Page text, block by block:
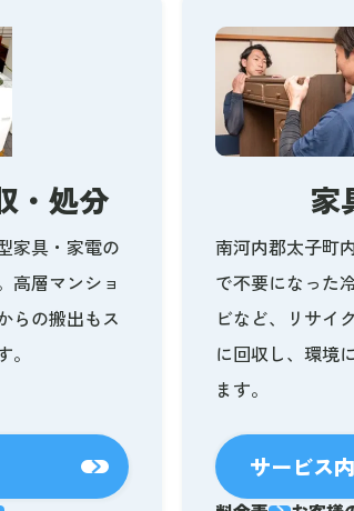
・処分
家具・家電の
高層マンショ
らの搬出もス
家
南河内郡太子町
で不要になった
ビなど、リサイ
に回収し、環境
ます。
サービス